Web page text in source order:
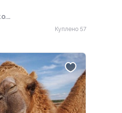
Куплено 57